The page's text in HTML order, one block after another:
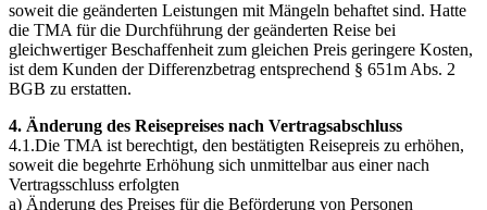
soweit die geänderten Leistungen mit Mängeln behaftet sind. Hatte
die TMA für die Durchführung der geänderten Reise bei
gleichwertiger Beschaffenheit zum gleichen Preis geringere Kosten,
ist dem Kunden der Differenzbetrag entsprechend § 651m Abs. 2
BGB zu erstatten.
4. Änderung des Reisepreises nach Vertragsabschluss
4.1.Die TMA ist berechtigt, den bestätigten Reisepreis zu erhöhen,
soweit die begehrte Erhöhung sich unmittelbar aus einer nach
Vertragsschluss erfolgten
a) Änderung des Preises für die Beförderung von Personen